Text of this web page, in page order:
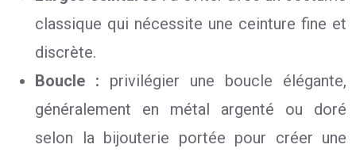
classique qui nécessite une ceinture fine et
discrète.
Boucle : privilégier une boucle élégante,
généralement en métal argenté ou doré
selon la bijouterie portée pour créer une